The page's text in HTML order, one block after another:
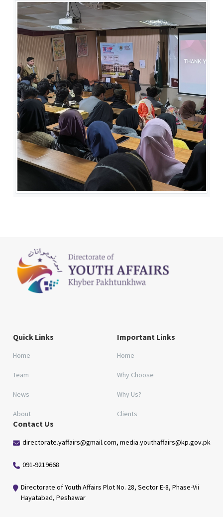
Quick Links
Home
Team
News
About
Important Links
Home
Why Choose
Why Us?
Clients
Contact Us
directorate.yaffairs@gmail.com, media.youthaffairs@kp.gov.pk
091-9219668
Directorate of Youth Affairs Plot No. 28, Sector E-8, Phase-Vii
Hayatabad, Peshawar